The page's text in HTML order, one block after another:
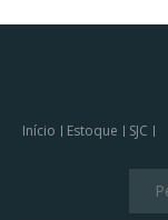
Início Estoque SJC